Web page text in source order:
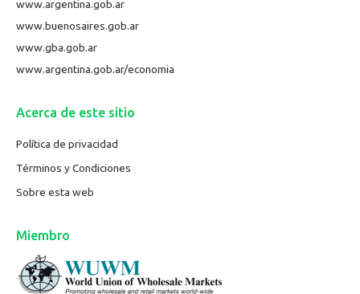
www.argentina.gob.ar
www.buenosaires.gob.ar
www.gba.gob.ar
www.argentina.gob.ar/economia
Acerca de este sitio
Política de privacidad
Términos y Condiciones
Sobre esta web
Miembro